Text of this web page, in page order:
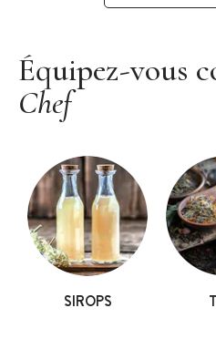
Équipez-vous
Chef
SIROPS